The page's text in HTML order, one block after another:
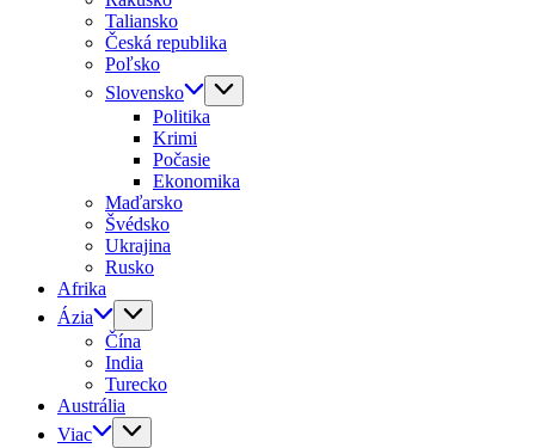
Taliansko
Česká republika
Poľsko
Slovensko
Politika
Krimi
Počasie
Ekonomika
Maďarsko
Švédsko
Ukrajina
Rusko
Afrika
Ázia
Čína
India
Turecko
Austrália
Viac